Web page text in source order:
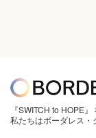
『SWITCH to HOPE
私たちはボーダレス・